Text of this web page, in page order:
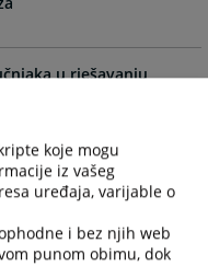
u rješavanju
tužilaštava koja
koje mogu
iz vašeg
uređaja, varijable o
i bez njih web
punom obimu, dok